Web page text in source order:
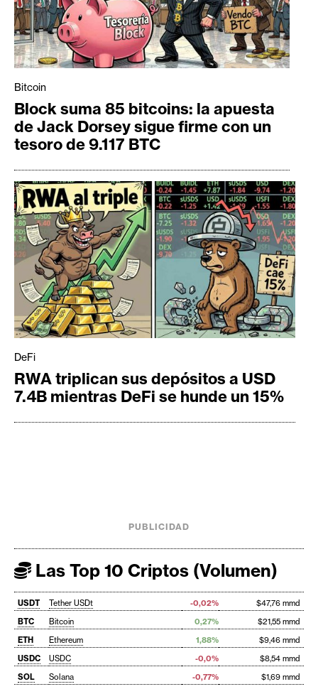
Bitcoin
Block suma 85 bitcoins: la apuesta
de Jack Dorsey sigue firme con un
tesoro de 9.117 BTC
DeFi
RWA triplican sus depósitos a USD
7.4B mientras DeFi se hunde un 15%
PUBLICIDAD
Las Top 10 Criptos (Volumen)
USDT Tether USDt -0,02%
$47,76 mmd
BTC
Bitcoin 0,27%
$21,55 mmd
ETH
Ethereum 1,88%
$9,46 mmd
USDC
USDC -0,0%
$8,54 mmd
SOL
Solana -0,77%
$1,69 mmd